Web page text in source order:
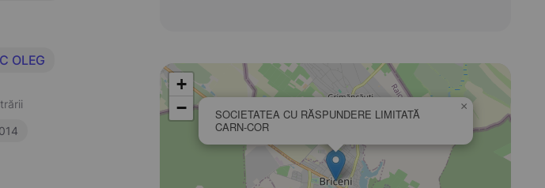
OLEG
SOCIETATEA CU RĂSPUNDERE LIMITATĂ
CARN-COR
×
+
−